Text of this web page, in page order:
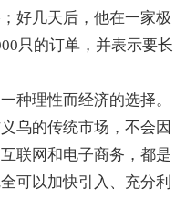
好几天后，他在一家极
只的订单，并表示要长
理性而经济的选择。
乌的传统市场，不会因
联网和电子商务，都是
可以加快引入、充分利